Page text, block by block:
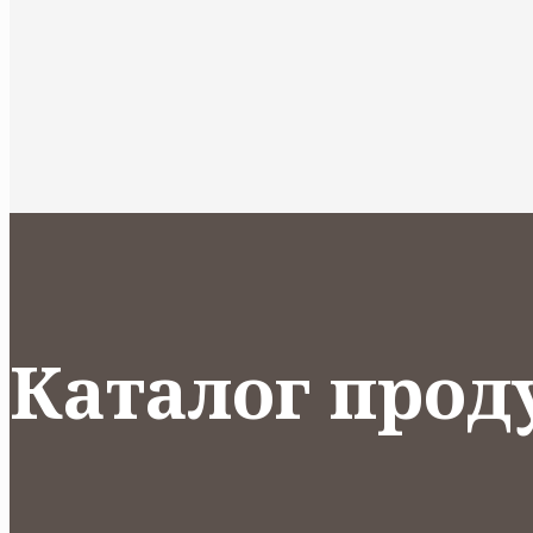
Каталог